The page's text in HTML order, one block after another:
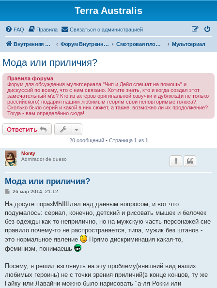
Terra Australis
FAQ Правила Связаться с администрацией
Внутренняя Австралия Форум Внутренней Австралии Смотровая площадка Мультсериал
Мода или приличия?
Правила форума
Форум для обсуждения мультсериала "Чип и Дейл спешат на помощь" и
дискуссий по всему, что с ним связано. Хотите знать, кто и когда создал этот
замечательный м\с? Кто из актёров оригинальной озвучки и дубляжа(и не только
российского) подарил нашим любимым георям свои неповторимые голоса?,
Сколько было серий и какой в них сюжет, а также, возможно ли их продолжение?
Тогда - вам определённо сюда!
Ответить
Ответить
20 сообщений • Страница 1 из 1
Monty
Admirador de queso
Мода или приличия?
С
о
щ
е
и
е
26 мар 2014, 21:12
На досуге поразМЫШлял над данным вопросом, и вот что
подумалось: сериал, конечно, детский и рисовать мышек и белочек
без одежды как-то неприлично, но на мужскую часть персонажей сие
правило почему-то не распространяется, типа, мужик без штанов -
это нормальное явление
Прямо дискриминация какая-то,
феминизм, понимаешь
Посему, я решил взглянуть на эту проблему(внешний вид наших
любимых героинь) не с точки зрения приличий(в конце концов, ту же
Гайку или Лавайни можно было нарисовать "а-ля Рокки или